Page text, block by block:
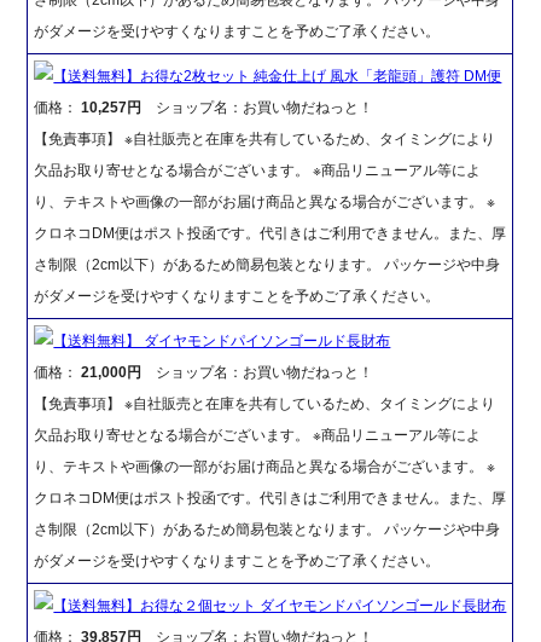
がダメージを受けやすくなりますことを予めご了承ください。
【送料無料】お得な2枚セット 純金仕上げ 風水「老龍頭」護符 DM便
価格：10,257円
ショップ名：お買い物だねっと！
【免責事項】 ※自社販売と在庫を共有しているため、タイミングにより
欠品お取り寄せとなる場合がございます。 ※商品リニューアル等によ
り、テキストや画像の一部がお届け商品と異なる場合がございます。 ※
クロネコDM便はポスト投函です。代引きはご利用できません。また、厚
さ制限（2cm以下）があるため簡易包装となります。 パッケージや中身
がダメージを受けやすくなりますことを予めご了承ください。
【送料無料】 ダイヤモンドパイソンゴールド長財布
価格：21,000円
ショップ名：お買い物だねっと！
【免責事項】 ※自社販売と在庫を共有しているため、タイミングにより
欠品お取り寄せとなる場合がございます。 ※商品リニューアル等によ
り、テキストや画像の一部がお届け商品と異なる場合がございます。 ※
クロネコDM便はポスト投函です。代引きはご利用できません。また、厚
さ制限（2cm以下）があるため簡易包装となります。 パッケージや中身
がダメージを受けやすくなりますことを予めご了承ください。
【送料無料】お得な２個セット ダイヤモンドパイソンゴールド長財布
価格：39,857円
ショップ名：お買い物だねっと！